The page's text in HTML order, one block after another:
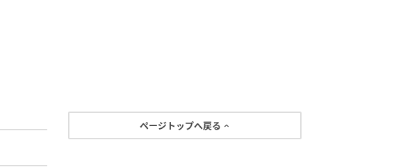
ページトップへ戻る